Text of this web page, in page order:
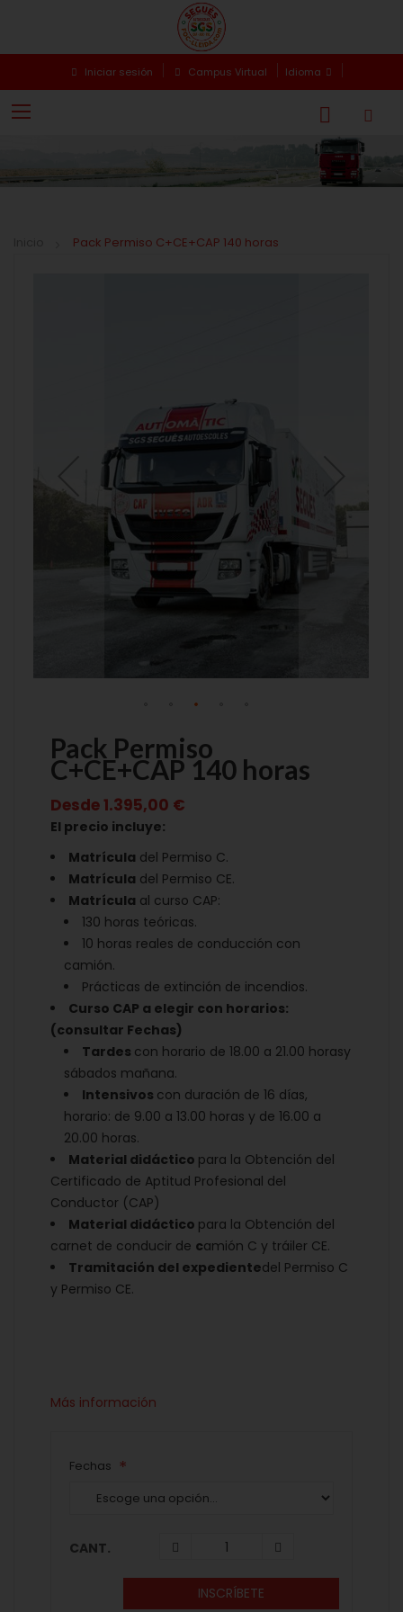
Iniciar sesión Campus Virtual Idioma
Pack Permiso C+CE+CAP 140 horas
Pack Permiso
C+CE+CAP 140 horas
Desde 1.395,00 €
El precio incluye:
Matrícula del Permiso C.
Matrícula del Permiso CE.
Matrícula al curso CAP:
130 horas teóricas.
10 horas reales de conducción con
camión.
Prácticas de extinción de incendios.
Curso CAP a elegir con horarios:
(consultar Fechas)
Tardes con horario de 18.00 a 21.00 horasy
sábados mañana.
Intensivos con duración de 16 días,
horario: de 9.00 a 13.00 horas y de 16.00 a
20.00 horas.
Material didáctico para la Obtención del
Certificado de Aptitud Profesional del
Conductor (CAP)
Material didáctico para la Obtención del
carnet de conducir de camión C y tráiler CE.
Tramitación del expedientedel Permiso C
y Permiso CE.
Más información
Fechas
CANT.
INSCRÍBETE